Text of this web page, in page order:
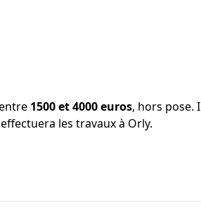
1500 et 4000 euros, hors pose.
les travaux à Orly.